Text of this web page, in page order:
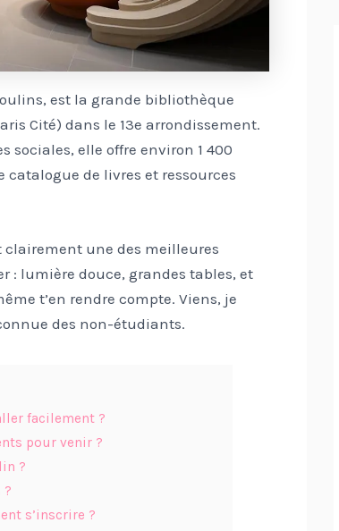
est la grande bibliothèque
Cité) dans le 13e arrondissement.
sociales, elle offre environ 1 400
catalogue de livres et ressources
clairement une des meilleures
: lumière douce, grandes tables, et
t’en rendre compte. Viens, je
des non-étudiants.
facilement ?
pour venir ?
?
?
s’inscrire ?